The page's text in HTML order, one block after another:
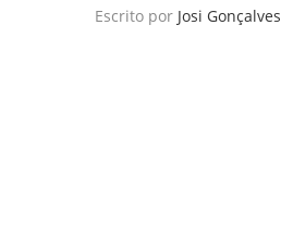
Escrito por Josi Gonçalves